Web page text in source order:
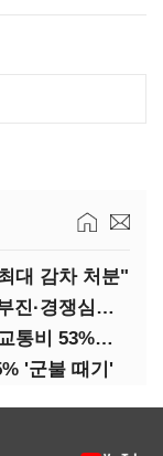
대 감차 처분"
'중화권 리스크'도 고민거리…현지부진·경쟁심화·양안냉각
대중교통비 돌려받는다…'K-패스' 교통비 53%까지 환급
'군불 때기'